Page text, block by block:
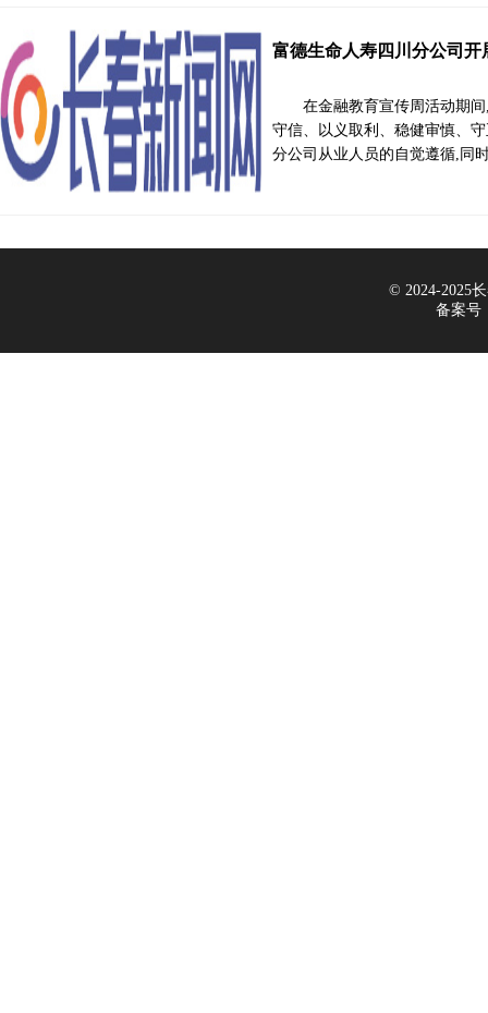
富德生命人寿四川分公司开
在金融教育宣传周活动期
守信、以义取利、稳健审慎、
分公司从业人员的自觉遵循,
© 2024-2025
备案号